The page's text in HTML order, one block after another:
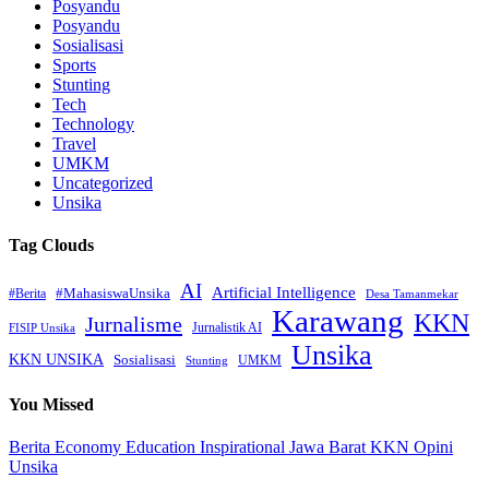
Posyandu
Posyandu
Sosialisasi
Sports
Stunting
Tech
Technology
Travel
UMKM
Uncategorized
Unsika
Tag Clouds
#Berita #MahasiswaUnsika AI Artificial Intelligence Desa Tamanmekar
FISIP Unsika Jurnalisme Jurnalistik AI Karawang KKN
KKN UNSIKA Sosialisasi Stunting UMKM Unsika
You Missed
Berita Economy Education Inspirational Jawa Barat KKN Opini
Unsika